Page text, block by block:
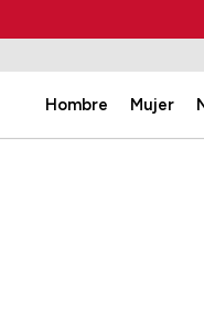
Hombre Mujer